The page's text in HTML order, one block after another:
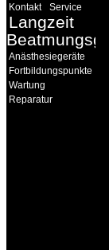
Kontakt
Service
Langzeit
Anästhesiegeräte
Fortbildungspunkte
Wartung
Reparatur